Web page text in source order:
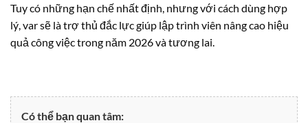
Tuy có những hạn chế nhất định, nhưng với cách dùng hợp
lý, var sẽ là trợ thủ đắc lực giúp lập trình viên nâng cao hiệu
quả công việc trong năm 2026 và tương lai.
Có thể bạn quan tâm: